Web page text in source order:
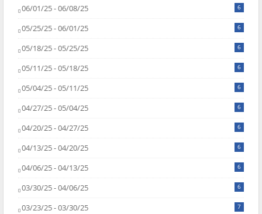
06/01/25 - 06/08/25 6
05/25/25 - 06/01/25 6
05/18/25 - 05/25/25 6
05/11/25 - 05/18/25 6
05/04/25 - 05/11/25 6
04/27/25 - 05/04/25 6
04/20/25 - 04/27/25 6
04/13/25 - 04/20/25 6
04/06/25 - 04/13/25 6
03/30/25 - 04/06/25 6
03/23/25 - 03/30/25 7